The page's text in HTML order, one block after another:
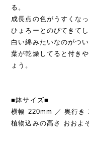
る。
成長点の色がうすくな
ひょろーとのびてきて
白い綿みたいなのがつ
葉が乾燥してると付き
ょう。
■鉢サイズ■
横幅 220mm ／ 奥行き
植物込みの高さ おおよ